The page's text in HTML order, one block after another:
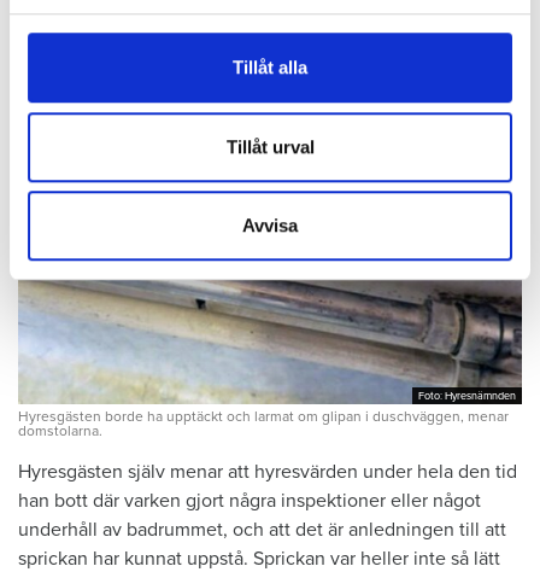
för sociala medier och analysera vår trafik. Vi
vidarebefordrar även sådana identifierare och annan
annons- och analysföretag som vi samarbetar med.
Dessa kan i sin tur kombinera informationen med annan
samlat in när du har använt deras tjänster.
Tillåt alla
Tillåt urval
Avvisa
uppsägningen.
Foto: Hyresnämnden
Foto: Hyresnämnden
Hyresgästen borde ha upptäckt och larmat om glipan i duschväggen, menar
domstolarna.
Hyresgästen själv menar att hyresvärden under hela den tid
han bott där varken gjort några inspektioner eller något
underhåll av badrummet, och att det är anledningen till att
sprickan har kunnat uppstå. Sprickan var heller inte så lätt